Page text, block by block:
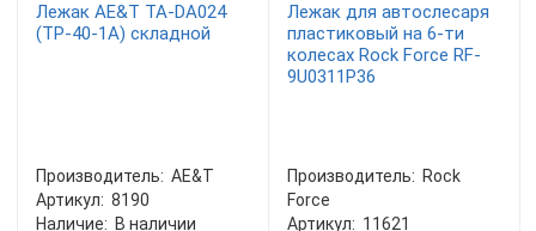
Лежак AE&T TA-DA024
(TP-40-1A) складной
Производитель: AE&T
Артикул: 8190
Наличие: В наличии
Лежак для автослесаря
пластиковый на 6-ти
колесах Rock Force RF-
9U0311P36
Производитель: Rock
Force
Артикул: 11621